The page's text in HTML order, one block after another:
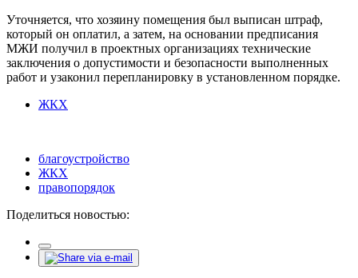
Уточняется, что хозяину помещения был выписан штраф,
который он оплатил, а затем, на основании предписания
МЖИ получил в проектных организациях технические
заключения о допустимости и безопасности выполненных
работ и узаконил перепланировку в установленном порядке.
ЖКХ
благоустройство
ЖКХ
правопорядок
Поделиться новостью: